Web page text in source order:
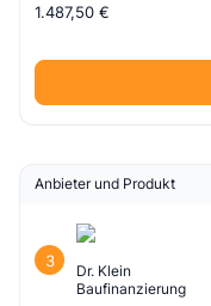
1.487,50 €
Anbieter und Produkt
3
Dr. Klein
Baufinanzierung